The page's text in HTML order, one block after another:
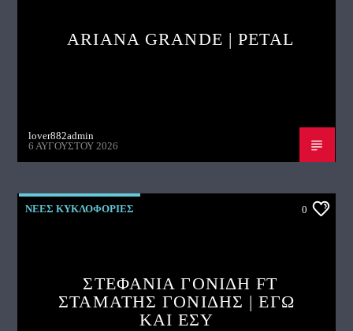
ARIANA GRANDE | PETAL
lover882admin
6 ΑΥΓΟΎΣΤΟΥ 2026
ΝΕΕΣ ΚΥΚΛΟΦΟΡΙΕΣ 0
ΣΤΕΦΑΝΙΑ ΓΟΝΙΔΗ FT
ΣΤΑΜΑΤΗΣ ΓΟΝΙΔΗΣ | ΕΓΩ
ΚΑΙ ΕΣΥ